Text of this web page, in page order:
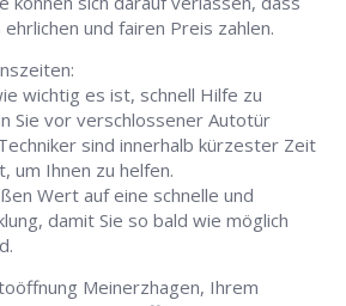
ehrlichen und fairen Preis zahlen.
wichtig es ist, schnell Hilfe zu
Sie vor verschlossener Autotür
sind innerhalb kürzester Zeit
um Ihnen zu helfen.
Wert auf eine schnelle und
damit Sie so bald wie möglich
Meinerzhagen, Ihrem